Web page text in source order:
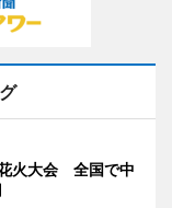
火大会 全国で中